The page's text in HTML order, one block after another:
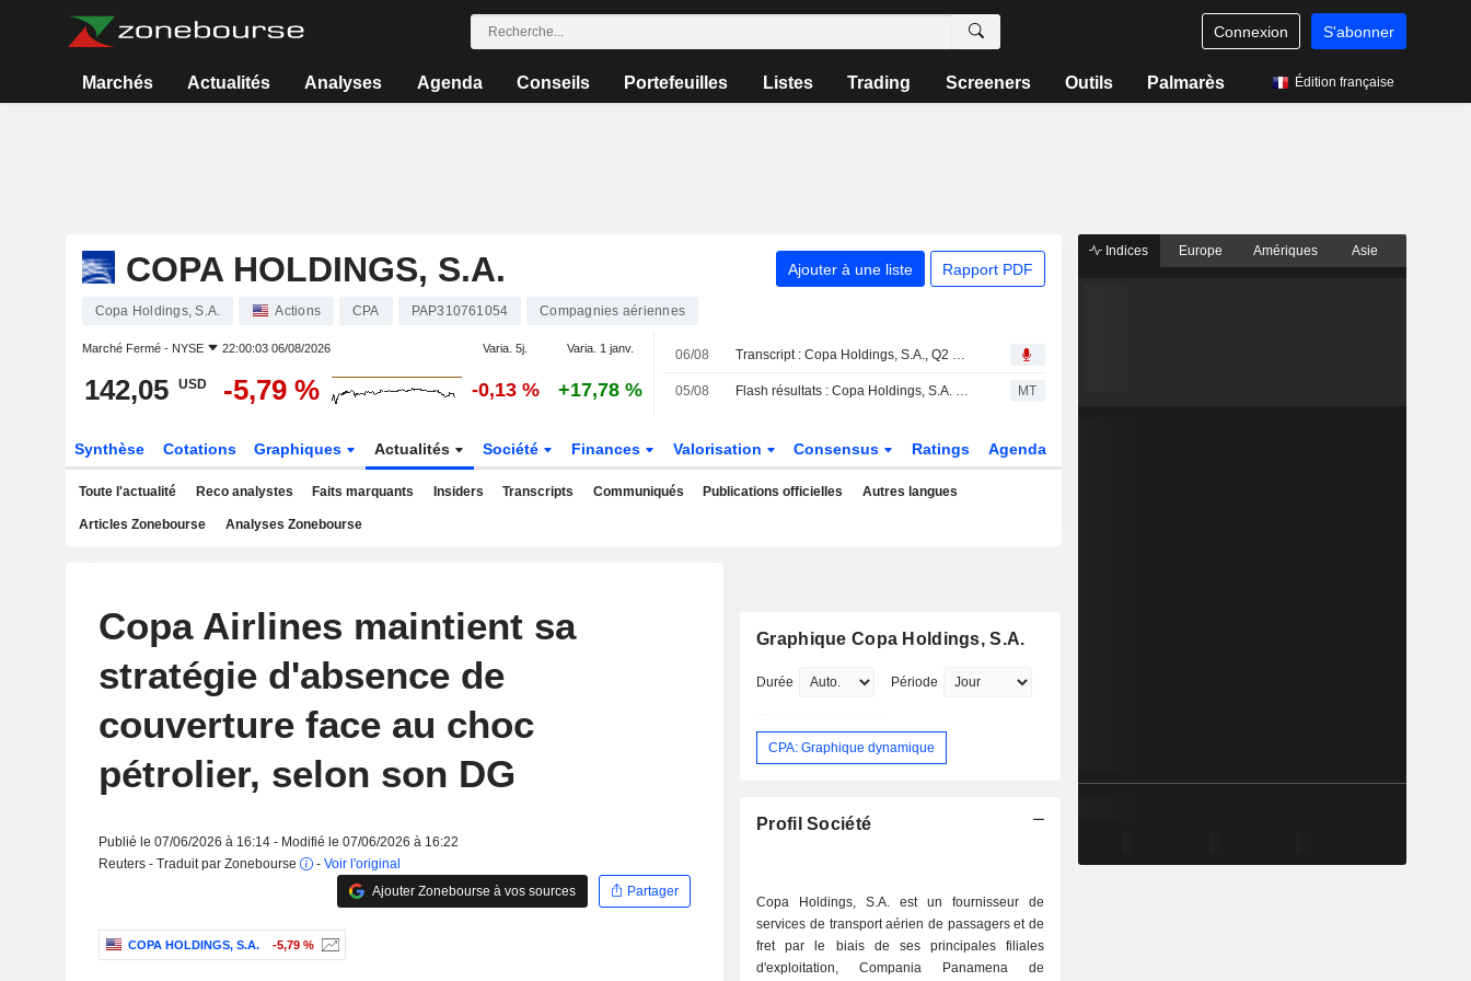
Connexion S'abonner
Marchés Actualités Analyses Agenda Conseils Portefeuilles Listes Trading Screeners Outils Palmarès Édition française
COPA HOLDINGS, S.A. Ajouter à une liste Rapport PDF
Copa Holdings, S.A. Actions CPA PAP310761054 Compagnies aériennes
Marché Fermé - NYSE 22:00:03 06/08/2026 Varia. 5j. Varia. 1 janv.
142,05 USD -5,79 % -0,13 % +17,78 %
06/08 Transcript : Copa Holdings, S.A., Q2 2026 Earnings Call, Aug 06, 2026
05/08 Flash résultats : Copa Holdings, S.A. publie un chiffre d'affaires de 1,06 milliard de dollars au deuxième trimestre, contre 1,08 milliard attendu par le consensus FactSet MT
Synthèse Cotations Graphiques Actualités Société Finances Valorisation Consensus Ratings Agenda
Toute l'actualité Reco analystes Faits marquants Insiders Transcripts Communiqués Publications officielles Autres langues
Articles Zonebourse Analyses Zonebourse
Copa Airlines maintient sa
stratégie d'absence de
couverture face au choc
pétrolier, selon son DG
Publié le 07/06/2026 à 16:14 - Modifié le 07/06/2026 à 16:22
Reuters - Traduit par Zonebourse
- Voir l'original
Ajouter Zonebourse à vos sources
Partager
COPA HOLDINGS, S.A. -5,79 %
Graphique Copa Holdings, S.A.
Durée Période
CPA: Graphique dynamique
Profil Société
Copa Holdings, S.A. est un fournisseur de
services de transport aérien de passagers et de
fret par le biais de ses principales filiales
d'exploitation, Compania Panamena de
Indices Europe Amériques Asie